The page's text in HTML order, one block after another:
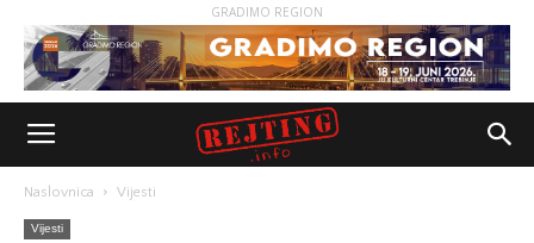
GRADIMO REGION
Naslovnica Vijesti
Vijesti